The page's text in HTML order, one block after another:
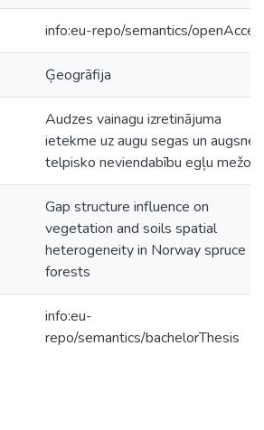
info:eu-repo/semantics/
Ģeogrāfija
Audzes vainagu izretinājuma
ietekme uz augu segas un augsnes
telpisko neviendabību egļu mežos
Gap structure influence on
vegetation and soils spatial
heterogeneity in Norway spruce
forests
info:eu-
repo/semantics/bachelorThesis